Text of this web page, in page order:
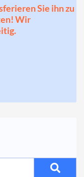
Sie ihn zu
Wir